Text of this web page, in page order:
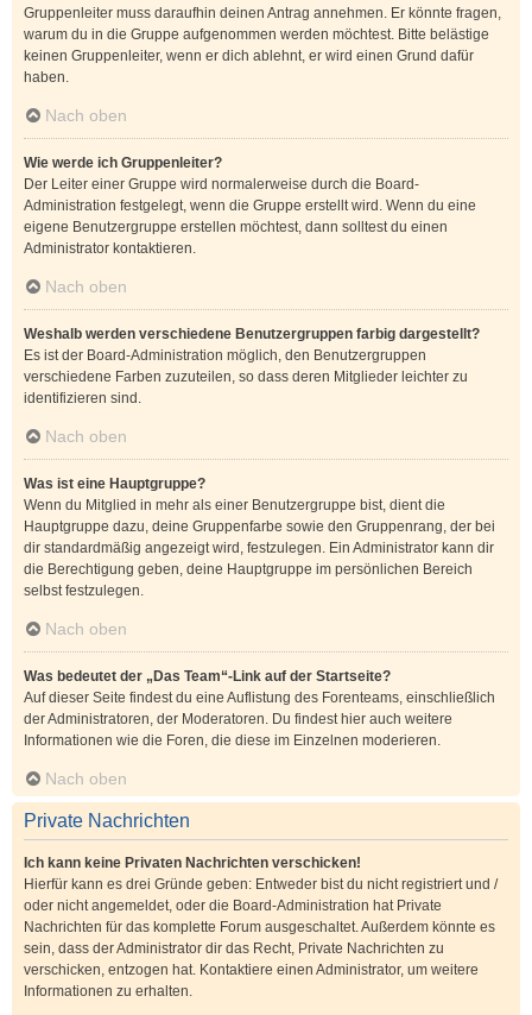
Gruppenleiter muss daraufhin deinen Antrag annehmen. Er könnte fragen,
warum du in die Gruppe aufgenommen werden möchtest. Bitte belästige
keinen Gruppenleiter, wenn er dich ablehnt, er wird einen Grund dafür
haben.
Nach oben
Wie werde ich Gruppenleiter?
Der Leiter einer Gruppe wird normalerweise durch die Board-
Administration festgelegt, wenn die Gruppe erstellt wird. Wenn du eine
eigene Benutzergruppe erstellen möchtest, dann solltest du einen
Administrator kontaktieren.
Nach oben
Weshalb werden verschiedene Benutzergruppen farbig dargestellt?
Es ist der Board-Administration möglich, den Benutzergruppen
verschiedene Farben zuzuteilen, so dass deren Mitglieder leichter zu
identifizieren sind.
Nach oben
Was ist eine Hauptgruppe?
Wenn du Mitglied in mehr als einer Benutzergruppe bist, dient die
Hauptgruppe dazu, deine Gruppenfarbe sowie den Gruppenrang, der bei
dir standardmäßig angezeigt wird, festzulegen. Ein Administrator kann dir
die Berechtigung geben, deine Hauptgruppe im persönlichen Bereich
selbst festzulegen.
Nach oben
Was bedeutet der „Das Team“-Link auf der Startseite?
Auf dieser Seite findest du eine Auflistung des Forenteams, einschließlich
der Administratoren, der Moderatoren. Du findest hier auch weitere
Informationen wie die Foren, die diese im Einzelnen moderieren.
Nach oben
Private Nachrichten
Ich kann keine Privaten Nachrichten verschicken!
Hierfür kann es drei Gründe geben: Entweder bist du nicht registriert und /
oder nicht angemeldet, oder die Board-Administration hat Private
Nachrichten für das komplette Forum ausgeschaltet. Außerdem könnte es
sein, dass der Administrator dir das Recht, Private Nachrichten zu
verschicken, entzogen hat. Kontaktiere einen Administrator, um weitere
Informationen zu erhalten.